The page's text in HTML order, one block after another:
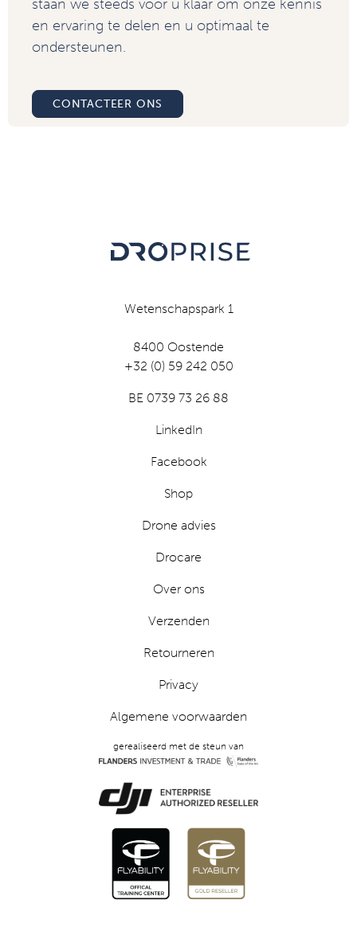
staan we steeds voor u klaar om onze kennis
en ervaring te delen en u optimaal te
ondersteunen.
CONTACTEER ONS
Wetenschapspark 1
8400 Oostende
+32 (0) 59 242 050
BE 0739 73 26 88
LinkedIn
Facebook
Shop
Drone advies
Drocare
Over ons
Verzenden
Retourneren
Privacy
Algemene voorwaarden
gerealiseerd met de steun van